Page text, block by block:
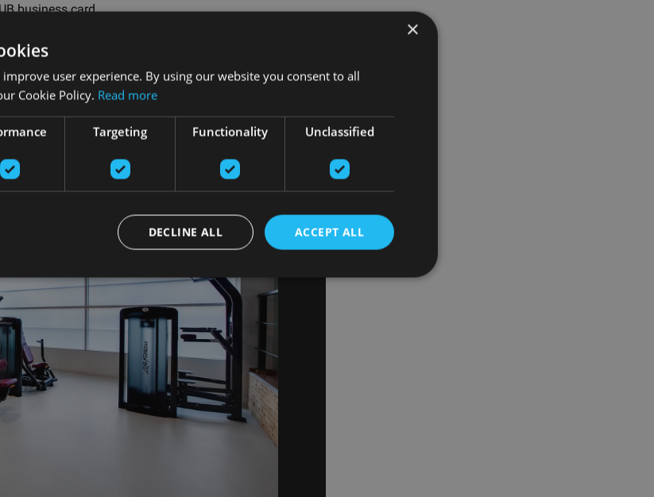
business card.
×
user experience. By using our website you consent to all
Cookie Policy. Read more
Targeting Functionality Unclassified
ACCEPT ALL
DECLINE ALL